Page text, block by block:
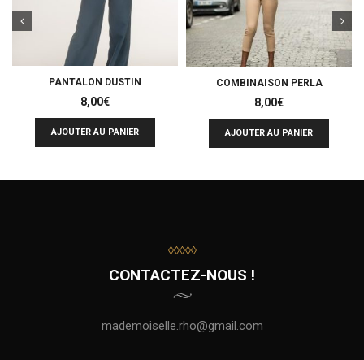
PANTALON DUSTIN
8,00€
AJOUTER AU PANIER
COMBINAISON PERLA
8,00€
AJOUTER AU PANIER
◊◊◊◊◊
CONTACTEZ-NOUS !
mademoiselle.rho@gmail.com